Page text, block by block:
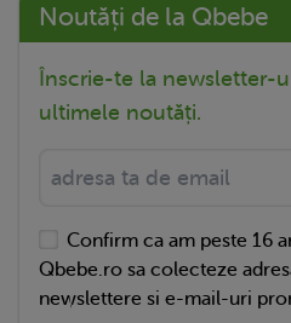
Noutăți de la Qbebe
Înscrie-te la newsletter-
ultimele noutăți.
Confirm ca am peste 16
Qbebe.ro sa colecteze
newslettere si e-mail-uri